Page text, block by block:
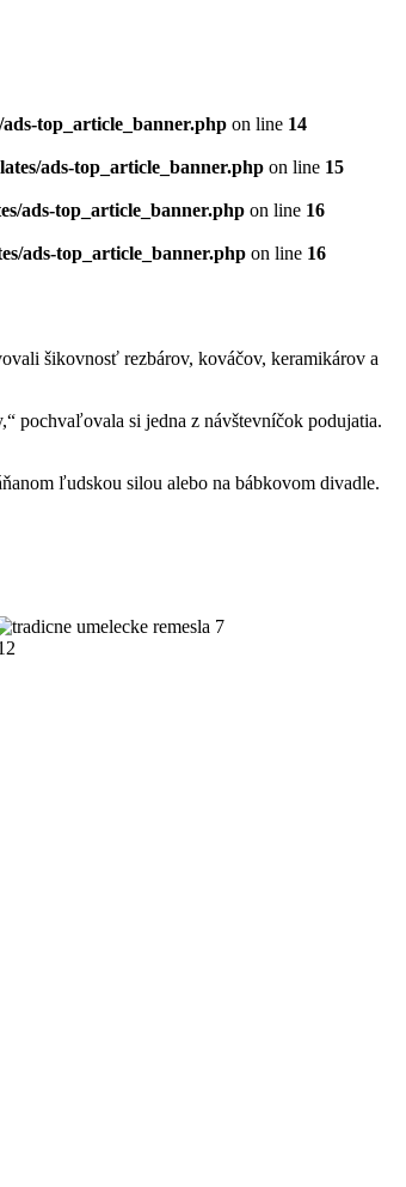
ads-top_article_banner.php on line 14
ads-top_article_banner.php on line 15
ads-top_article_banner.php on line 16
ads-top_article_banner.php on line 16
šikovnosť rezbárov, kováčov, keramikárov a
pochvaľovala si jedna z návštevníčok podujatia.
ľudskou silou alebo na bábkovom divadle.